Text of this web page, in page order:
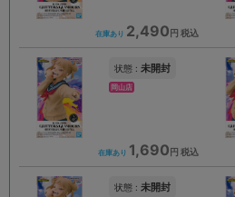
在庫あり 2,490 円 税込
状態 : 未開封
岡山店
在庫あり 1,690 円 税込
状態 : 未開封